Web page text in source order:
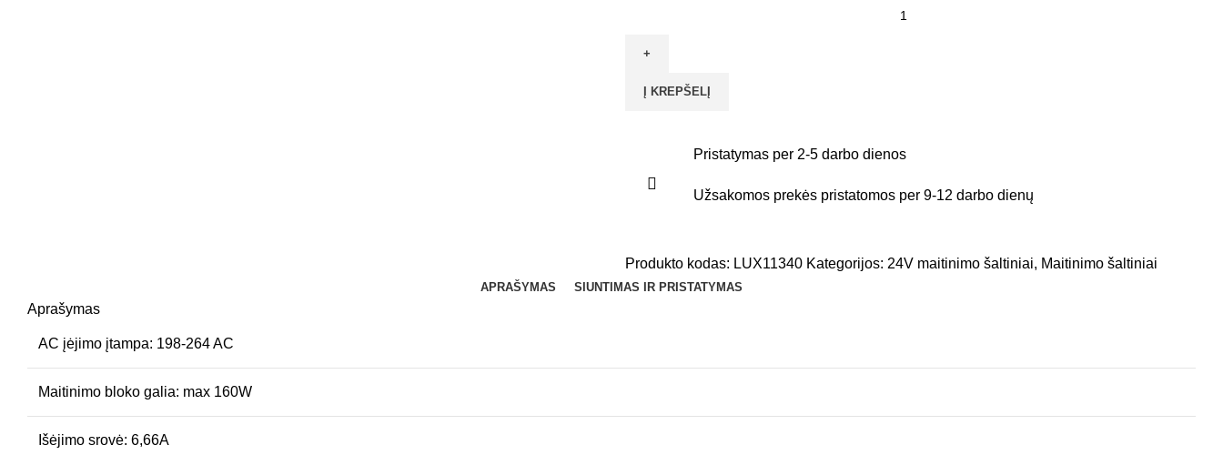
Į KREPŠELĮ
Pristatymas per 2-5 darbo dienos
Užsakomos prekės pristatomos per 9-12 darbo dienų
Produkto kodas: LUX11340 Kategorijos: 24V maitinimo šaltiniai, Maitinimo šaltiniai
APRAŠYMAS SIUNTIMAS IR PRISTATYMAS
Aprašymas
AC įėjimo įtampa: 198-264 AC
Maitinimo bloko galia: max 160W
Išėjimo srovė: 6,66A